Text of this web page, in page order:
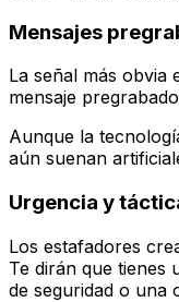
Mensajes
La señal más
mensaje
Aunque la
aún suenan
Urgencia y
Los estafadores
Te dirán que tienes
de seguridad o una